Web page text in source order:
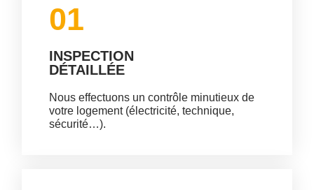
01
INSPECTION
DÉTAILLÉE
Nous effectuons un contrôle minutieux de
votre logement (électricité, technique,
sécurité…).